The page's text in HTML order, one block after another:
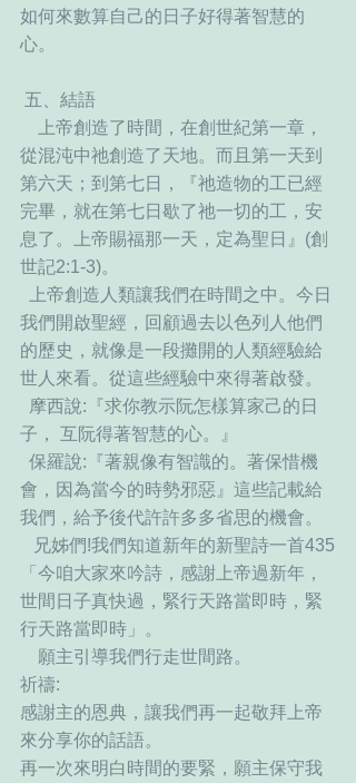
如何來數算自己的日子好得著智慧的
心。
五、結語
從混沌中祂創造了天地。而且第一天到
第六天；到第七日，『祂造物的工已經
完畢，就在第七日歇了祂一切的工，安
息了。上帝賜福那一天，定為聖日』(創
世記2:1-3)。
我們開啟聖經，回顧過去以色列人他們
的歷史，就像是一段攤開的人類經驗給
世人來看。從這些經驗中來得著啟發。
子， 互阮得著智慧的心。』
會，因為當今的時勢邪惡』這些記載給
我們，給予後代許許多多省思的機會。
   兄姊們!我們知道新年的新聖詩一首435
「今咱大家來吟詩，感謝上帝過新年，
世間日子真快過，緊行天路當即時，緊
行天路當即時」。
    願主引導我們行走世間路。
祈禱:
感謝主的恩典，讓我們再一起敬拜上帝
來分享你的話語。
再一次來明白時間的要緊，願主保守我